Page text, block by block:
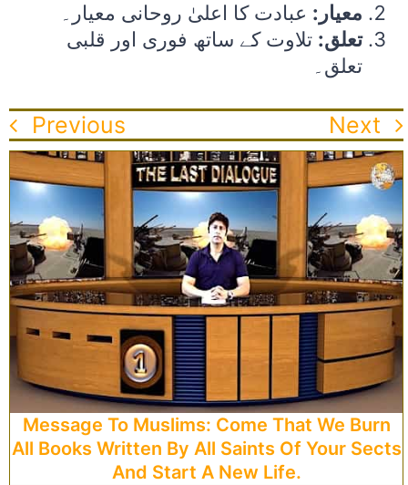
معیار: عبادت کا اعلیٰ روحانی معیار۔
تعلق: تلاوت کے ساتھ فوری اور قلبی
تعلق۔
Previous Next
Message To Muslims: Come That We Burn
All Books Written By All Saints Of Your Sects
And Start A New Life.